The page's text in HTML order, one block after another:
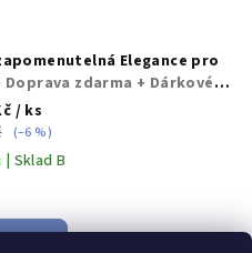
Elegance pro
Doprava zdarma + Dárkové
/ ks
(–6 %)
Sklad B